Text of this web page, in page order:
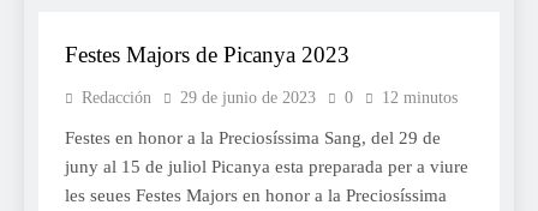
Festes Majors de Picanya 2023
Redacción 29 de junio de 2023 0 12 minutos
Festes en honor a la Preciosíssima Sang, del 29 de
juny al 15 de juliol Picanya esta preparada per a viure
les seues Festes Majors en honor a la Preciosíssima